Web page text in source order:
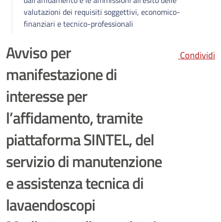
valutazioni dei requisiti soggettivi, economico-
finanziari e tecnico-professionali
Avviso per
manifestazione di
interesse per
l’affidamento, tramite
piattaforma SINTEL, del
servizio di manutenzione
e assistenza tecnica di
lavaendoscopi
Condividi